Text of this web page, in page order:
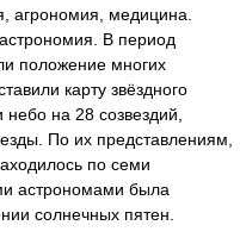
агрономия, медицина.
В период
положение многих
карту звёздного
на 28 созвездий,
По их представлениям,
по семи
астрономами была
солнечных пятен.